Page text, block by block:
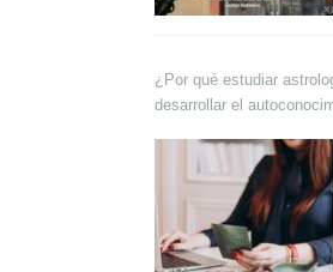
¿Por qué estudiar
desarrollar el